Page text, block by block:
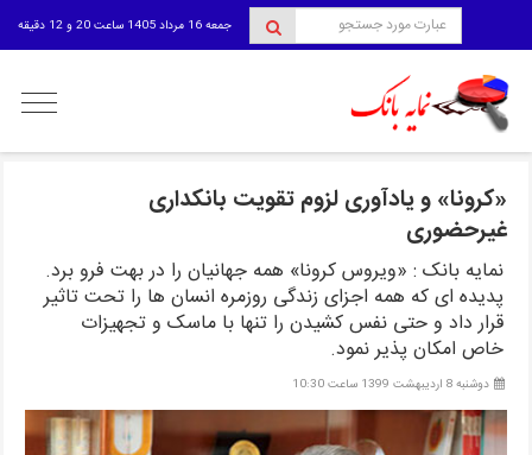
جمعه 16 مرداد 1405 ساعت 20 و 12 دقیقه
منوی
«کرونا» و یادآوری لزوم تقویت بانکداری
غیرحضوری
نمایه بانک : «ویروس کرونا» همه جهانیان را در بهت فرو برد.
پدیده ای که همه اجزای زندگی روزمره انسان ها را تحت تاثیر
قرار داد و حتی نفس کشیدن را تنها با ماسک و تجهیزات
خاص امکان پذیر نمود.
دوشنبه 8 اردیبهشت 1399 ساعت 10:30